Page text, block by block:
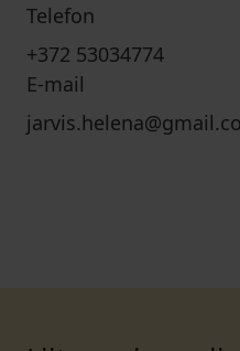
Telefon
+372 53034774
E-mail